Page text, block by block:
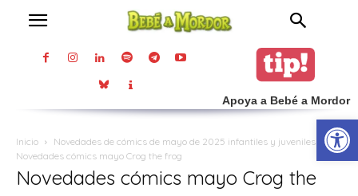
Apoya a Bebé a Mordor
Inicio
Novedades de cómics de mayo de 2025 infantiles y juveniles
Novedades cómics mayo Crog the frog
Novedades cómics mayo Crog the